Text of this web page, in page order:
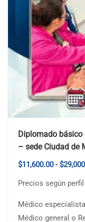
Diplomado
– sede Ciudad de
$11,600.00 - $
Precios según
Médico
Médico general o